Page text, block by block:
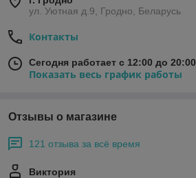
ул. Уютная д.9, Гродно, Беларусь
Контакты
Сегодня работает с 12:00 до 20:00
Показать весь график работы
Отзывы о магазине
121 отзыва за всё время
Виктория